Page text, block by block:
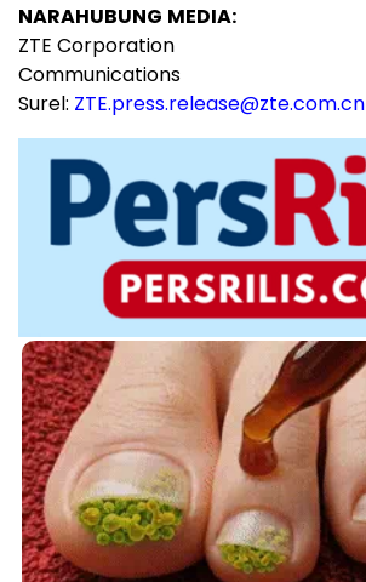
NARAHUBUNG MEDIA:
ZTE Corporation
Communications
Surel: ZTE.press.release@zte.com.cn